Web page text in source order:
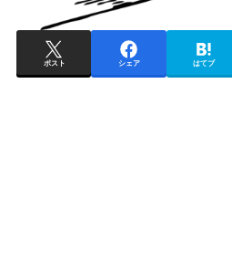
ポスト シェア はてブ